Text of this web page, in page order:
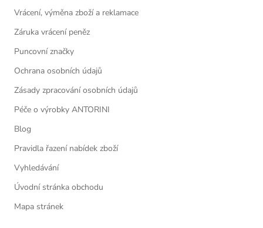
Vrácení, výměna zboží a reklamace
Záruka vrácení peněz
Puncovní značky
Ochrana osobních údajů
Zásady zpracování osobních údajů
Péče o výrobky ANTORINI
Blog
Pravidla řazení nabídek zboží
Vyhledávání
Úvodní stránka obchodu
Mapa stránek